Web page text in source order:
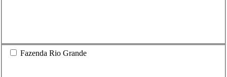
Fazenda Rio Grande